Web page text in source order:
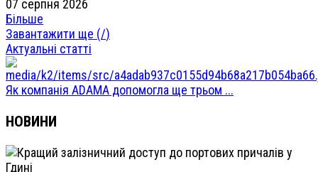
07 серпня 2026
Більше
Завантажити ще (/)
Актуальні статті
Як компанія ADAMA допомогла ще трьом ...
НОВИНИ